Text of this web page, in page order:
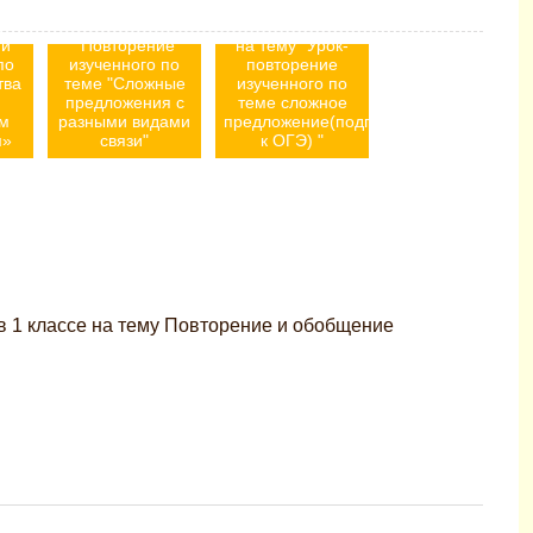
на тему
"Повторение
изученного по
теме "Сложные
предложения с
разными видами
связи"
языка в 9 классе
на тему "Урок-
повторение
изученного по
теме сложное
предложение(подготовка
к ОГЭ) "
1 классе на тему Повторение и обобщение